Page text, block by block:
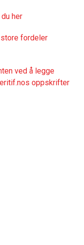
her
fordeler
ved å legge
oppskrifter